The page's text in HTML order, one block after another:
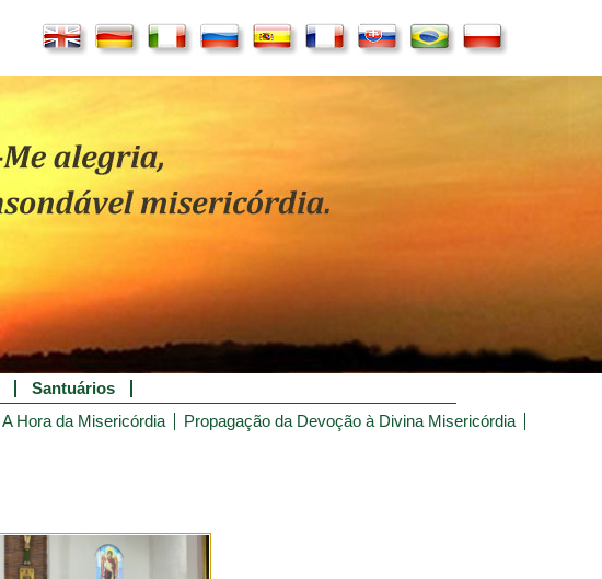
Santuários
A Hora da Misericórdia Propagação da Devoção à Divina Misericórdia